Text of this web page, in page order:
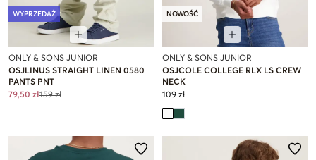
WYPRZEDAŻ
ONLY & SONS JUNIOR
OSJLINUS STRAIGHT LINEN 0580
PANTS PNT
79,50 zł159 zł
NOWOŚĆ
ONLY & SONS JUNIOR
OSJCOLE COLLEGE RLX LS CREW
NECK
109 zł